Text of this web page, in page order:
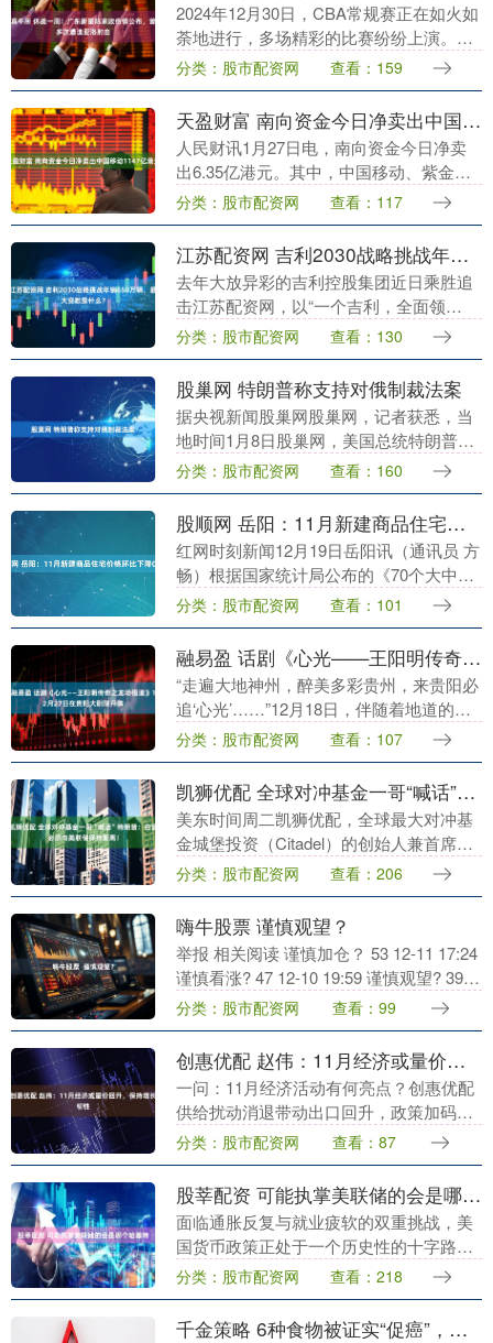
2024年12月30日，CBA常规赛正在如火如
荼地进行，多场精彩的比赛纷纷上演。其
中，备受关注的广东队本赛季表现抢眼，
目前已取得令人瞩目的七连胜。值得一提
的是，....
分类：股市配资网 查看：159
天盈财富 南向资金今日净卖出中国移动1147亿港元
人民财讯1月27日电，南向资金今日净卖
出6.35亿港元。其中，中国移动、紫金矿
业分别遭净卖出11.47亿港元、8.43亿港
元；腾讯控股获净买入约10.24亿港元....
分类：股市配资网 查看：117
江苏配资网 吉利2030战略挑战年销650万辆，最大变数是什么？
去年大放异彩的吉利控股集团近日乘胜追
击江苏配资网，以“一个吉利，全面领
先”2030战略目标再度引爆业界。该目标有
三个关键指标：全球总销量突破650万
辆，营收超1....
分类：股市配资网 查看：130
股巢网 特朗普称支持对俄制裁法案
据央视新闻股巢网股巢网，记者获悉，当
地时间1月8日股巢网，美国总统特朗普在
接受采访时称，他支持国会一项对俄罗斯
制裁的法案。该法案由两党议员推动。分
析称，特朗普这....
分类：股市配资网 查看：160
股顺网 岳阳：11月新建商品住宅价格环比下降0.5%
红网时刻新闻12月19日岳阳讯（通讯员 方
畅）根据国家统计局公布的《70个大中城
市商品住宅销售价格变动情况》显示，11
月岳阳市新建商品住宅销售价格环比指数
为99....
分类：股市配资网 查看：101
融易盈 话剧《心光——王阳明传奇之龙场悟道》12月27日在贵阳大剧院开演
“走遍大地神州，醉美多彩贵州，来贵阳必
追‘心光’……”12月18日，伴随着地道的贵
阳方言宣传口号融易盈，大型治愈系话剧
《心光——王阳明传奇之龙场悟道》剧组
的演员....
分类：股市配资网 查看：107
凯狮优配 全球对冲基金一哥“喊话”特朗普：白宫必须与美联储保持距离！
美东时间周二凯狮优配，全球最大对冲基
金城堡投资（Citadel）的创始人兼首席执
行官肯·格里芬（Ken Griffin）呼吁特朗普
在美联储和白宫之间“制造距离”....
分类：股市配资网 查看：206
嗨牛股票 谨慎观望？
举报 相关阅读 谨慎加仓？ 53 12-11 17:24
谨慎看涨? 47 12-10 19:59 谨慎观望? 39
12-02 17:51 调仓观望？ 36 ....
分类：股市配资网 查看：99
创惠优配 赵伟：11月经济或量价回升，保持增长韧性
一问：11月经济活动有何亮点？创惠优配
供给扰动消退带动出口回升，政策加码或
支撑服务消费、投资上行。 在高库存的约
束下，11月生产或呈现弱改善特征；边际
上看，库....
分类：股市配资网 查看：87
股莘配资 可能执掌美联储的会是哪个哈塞特
面临通胀反复与就业疲软的双重挑战，美
国货币政策正处于一个历史性的十字路
口。美联储主席鲍威尔的任期将于2026年
5月结束，白宫已提前启动继任者遴选程序
股莘配资，美....
分类：股市配资网 查看：218
千金策略 6种食物被证实“促癌”，很多人每天都在吃